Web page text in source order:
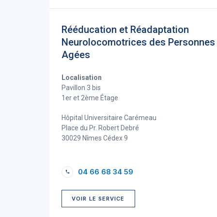
Rééducation et Réadaptation
Neurolocomotrices des Personnes
Agées
Localisation
Pavillon 3 bis
1er et 2ème Étage
Hôpital Universitaire Carémeau
Place du Pr. Robert Debré
30029 Nîmes Cédex 9
04 66 68 34 59
VOIR LE SERVICE